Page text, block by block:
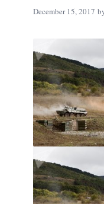
December 15, 2017